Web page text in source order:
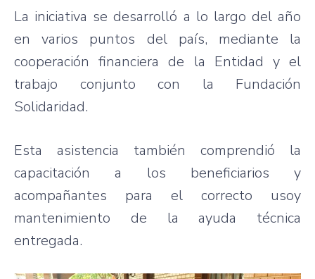
La iniciativa se desarrolló a lo largo del año
en varios puntos del país, mediante la
cooperación financiera de la Entidad y el
trabajo conjunto con la Fundación
Solidaridad.
Esta asistencia también comprendió la
capacitación a los beneficiarios y
acompañantes para el correcto usoy
mantenimiento de la ayuda técnica
entregada.